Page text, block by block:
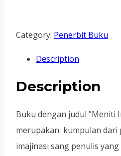
Category: Penerbit Buku
Description
Description
Buku dengan judul ”Meniti
merupakan kumpulan dari
imajinasi sang penulis